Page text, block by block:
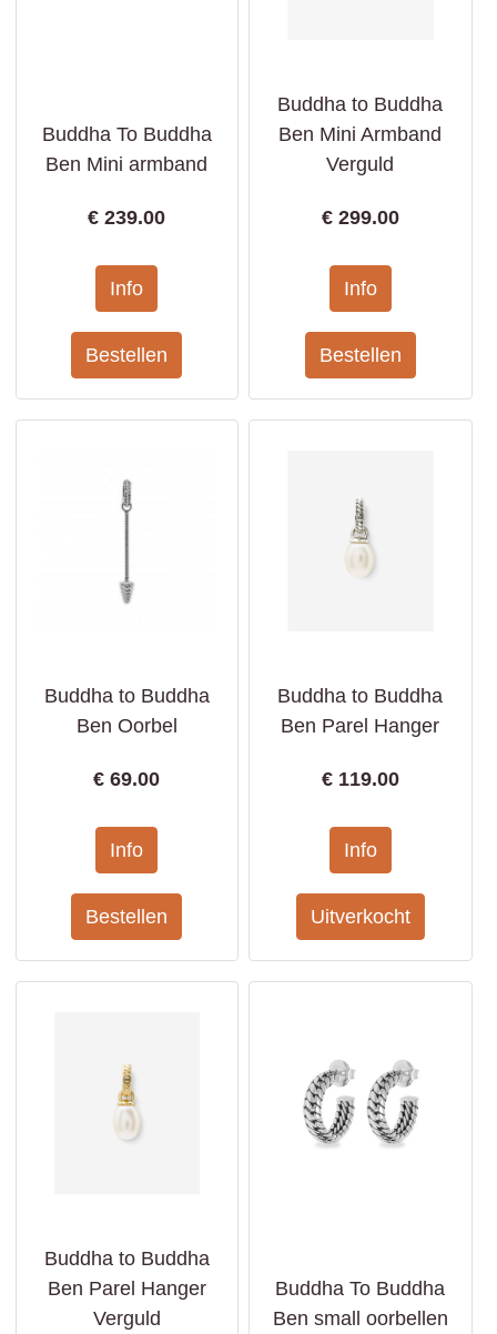
Buddha To Buddha
Ben Mini armband
€239.00
Buddha to Buddha
Ben Mini Armband
Verguld
€ 299.00
Buddha to Buddha
Ben Oorbel
€69.00
Buddha to Buddha
Ben Parel Hanger
€ 119.00
Buddha to Buddha
Ben Parel Hanger
Verguld
Buddha To Buddha
Ben small oorbellen